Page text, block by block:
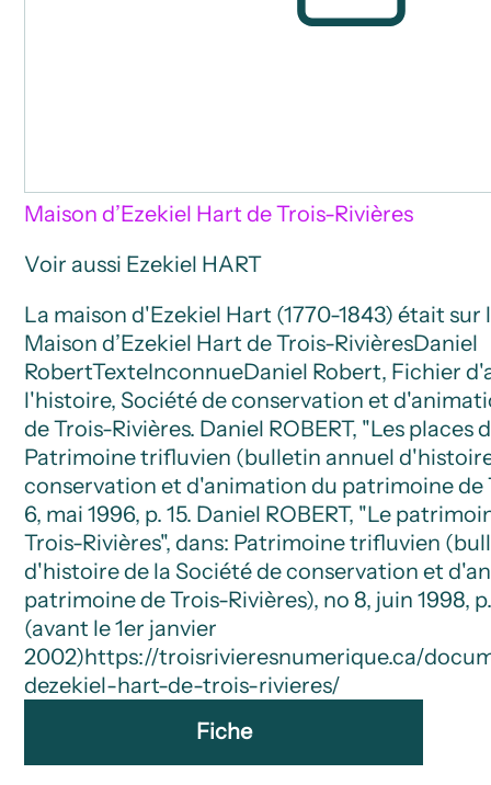
Maison d’Ezekiel Hart de Trois-Rivières
Voir aussi Ezekiel HART
La maison d'Ezekiel Hart (1770-1843) était sur
Maison d’Ezekiel Hart de Trois-RivièresDaniel
RobertTexteInconnueDaniel Robert, Fichier
l'histoire, Société de conservation et
de Trois-Rivières. Daniel ROBERT, "Les places
Patrimoine trifluvien (bulletin annuel
conservation et d'animation du patrimoine de
6, mai 1996, p. 15. Daniel ROBERT, "Le
Trois-Rivières", dans: Patrimoine trifluvien
d'histoire de la Société de conservation et
patrimoine de Trois-Rivières), no 8, juin 1998, p.
(avant le 1er janvier
2002)https://troisrivieresnumerique.ca/
dezekiel-hart-de-trois-rivieres/
Fiche